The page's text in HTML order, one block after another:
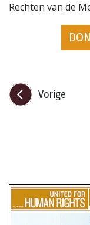
Rechten van de
Vorige